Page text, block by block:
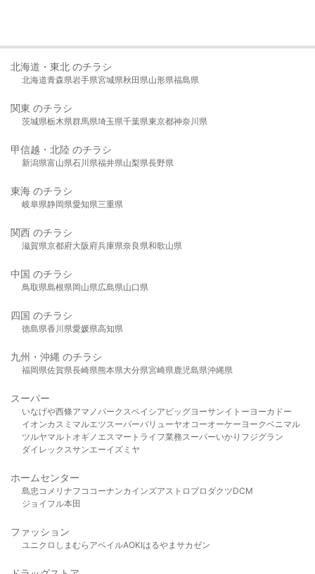
北海道・東北 のチラシ
北海道青森県岩手県宮城県秋田県山形県福島県
関東 のチラシ
茨城県栃木県群馬県埼玉県千葉県東京都神奈川県
甲信越・北陸 のチラシ
新潟県富山県石川県福井県山梨県長野県
東海 のチラシ
岐阜県静岡県愛知県三重県
関西 のチラシ
滋賀県京都府大阪府兵庫県奈良県和歌山県
中国 のチラシ
鳥取県島根県岡山県広島県山口県
四国 のチラシ
徳島県香川県愛媛県高知県
九州・沖縄 のチラシ
福岡県佐賀県長崎県熊本県大分県宮崎県鹿児島県沖縄県
スーパー
いなげや西條アマノパークスベイシア ビッグヨーサンイトーヨーカドー
イオンカスミ マルエツスーパーバリューヤオコーオーケー ヨークベニマル
ツルヤマルト オギノ エスマート ライフ業務スーパーいかり フジグラン
ダイレックスサンエーイズミヤ
ホームセンター
島忠 コメリ ナフコ コーナンカインズアストロプロダクツDCM
ジョイフル本田
ファッション
ユニクロ しまむら アベイルAOKIはるやま サカゼン